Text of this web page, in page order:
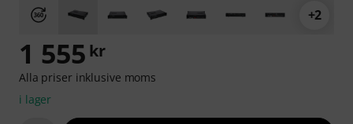
+2
1 555 kr
Alla priser inklusive moms
i lager